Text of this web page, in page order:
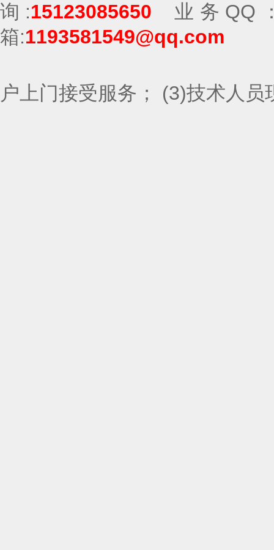
询:15123085650 业务 QQ
箱:1193581549@qq.com
户上门接受服务； (3)技术人